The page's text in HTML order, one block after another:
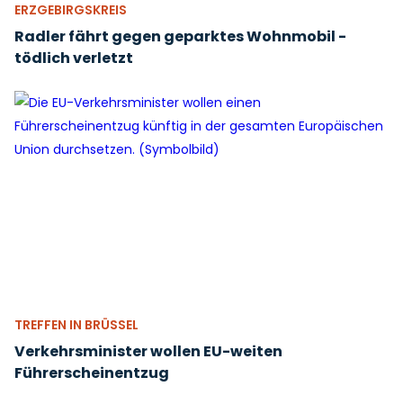
ERZGEBIRGSKREIS
Radler fährt gegen geparktes Wohnmobil -
tödlich verletzt
TREFFEN IN BRÜSSEL
Verkehrsminister wollen EU-weiten
Führerscheinentzug